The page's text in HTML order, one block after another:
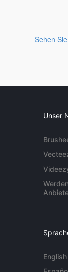
Sehen
Unser
English